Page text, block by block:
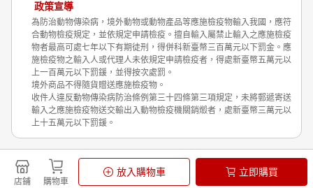
店鋪 購物車
放入購物車 立即購買
政策宣導
為防治動物傳染病，境外動物或動物產品等應施檢疫物輸入我國，應符
合動物檢疫規定，並依規定申請檢疫。擅自輸入屬禁止輸入之應施檢疫
物者最高可處七年以下有期徒刑，得併科新臺幣三百萬元以下罰金。應
施檢疫物之輸入人或代理人未依規定申請檢疫者，得處新臺幣五萬元以
上一百萬元以下罰鍰，並得按次處罰。
境外商品不得隨貨贈送應施檢疫物。
收件人違反動物傳染病防治條例第三十四條第三項規定，未將郵遞寄送
輸入之應施檢疫物送交輸出入動物檢疫機關銷燬者，處新臺幣三萬元以
上十五萬元以下罰鍰。
Shopping is Entertainment!
非洲豬瘟政策宣導
隱私權政策